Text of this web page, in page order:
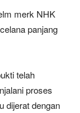
merk NHK
panjang
telah
proses
dijerat dengan